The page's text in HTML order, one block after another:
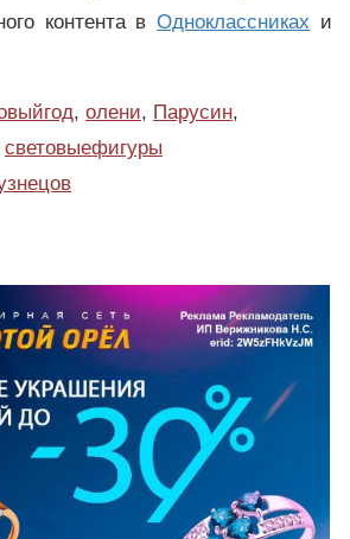
контента вОдноклассниках и
, олени, Парусин,
световыефигуры